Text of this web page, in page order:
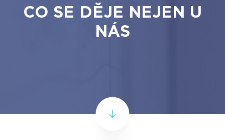
CO SE DĚJE NEJEN U
NÁS